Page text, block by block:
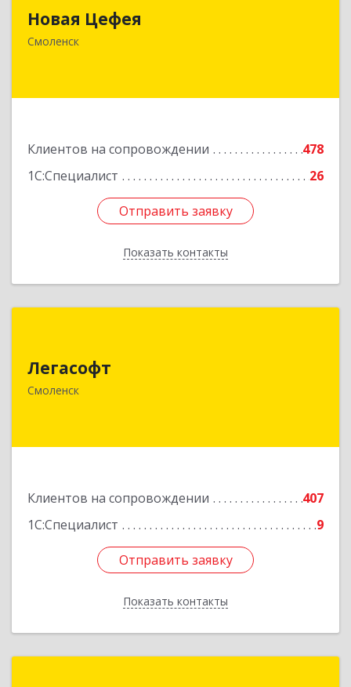
Новая Цефея
Смоленск
Клиентов на сопровождении
478
1С:Специалист
26
Отправить заявку
Показать контакты
214018, Смоленская обл, Смоленск г, Раевского
Отправить заявку
Назад
Легасофт
Смоленск
Клиентов на сопровождении
407
1С:Специалист
9
Отправить заявку
Показать контакты
214018, Смоленская обл, Смоленск г, Ново-
Отправить заявку
Назад